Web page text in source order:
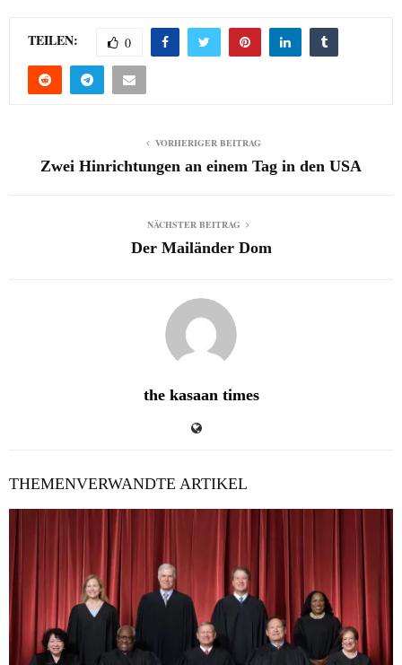
TEILEN: 0
VORHERIGER BEITRAG
Zwei Hinrichtungen an einem Tag in den USA
NÄCHSTER BEITRAG
Der Mailänder Dom
the kasaan times
THEMENVERWANDTE ARTIKEL